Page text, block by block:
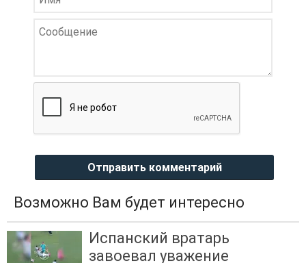
Отправить комментарий
Возможно Вам будет интересно
Испанский вратарь
завоевал уважение